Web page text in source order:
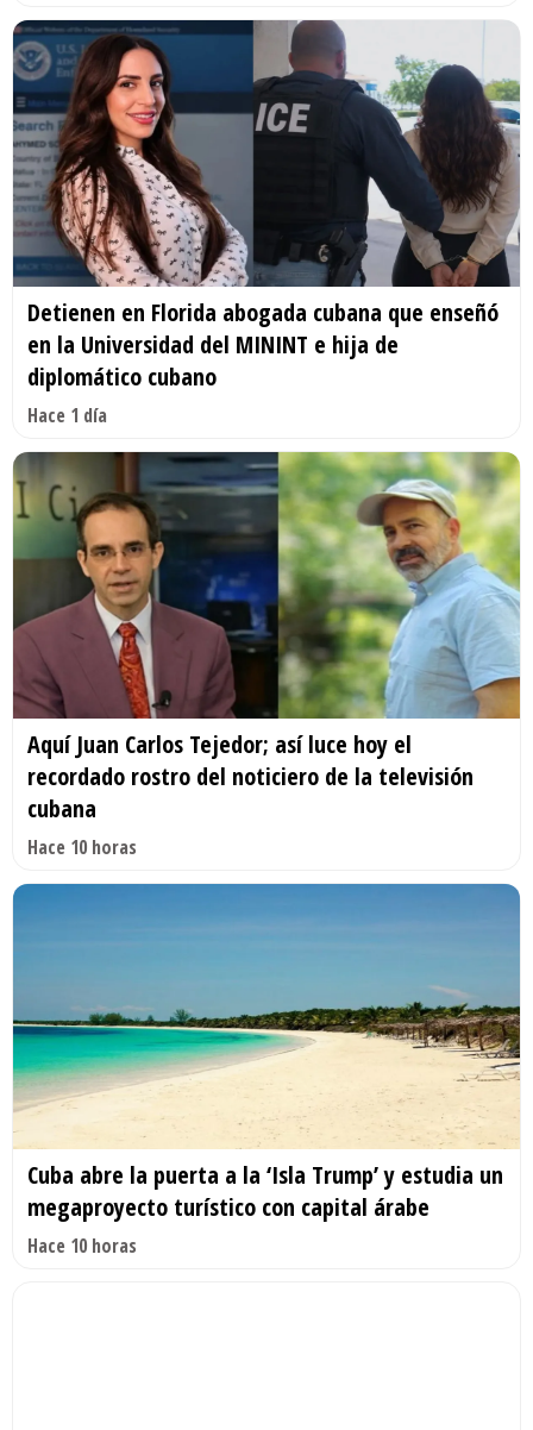
Detienen en Florida abogada cubana que enseñó
en la Universidad del MININT e hija de
diplomático cubano
Hace 1 día
Aquí Juan Carlos Tejedor; así luce hoy el
recordado rostro del noticiero de la televisión
cubana
Hace 10 horas
Cuba abre la puerta a la ‘Isla Trump’ y estudia un
megaproyecto turístico con capital árabe
Hace 10 horas